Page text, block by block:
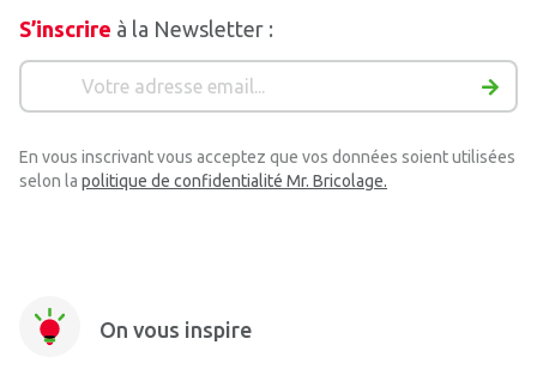
S’inscrire à la Newsletter :
En vous inscrivant vous acceptez que vos données soient utilisées
selon la politique de confidentialité Mr. Bricolage.
On vous inspire